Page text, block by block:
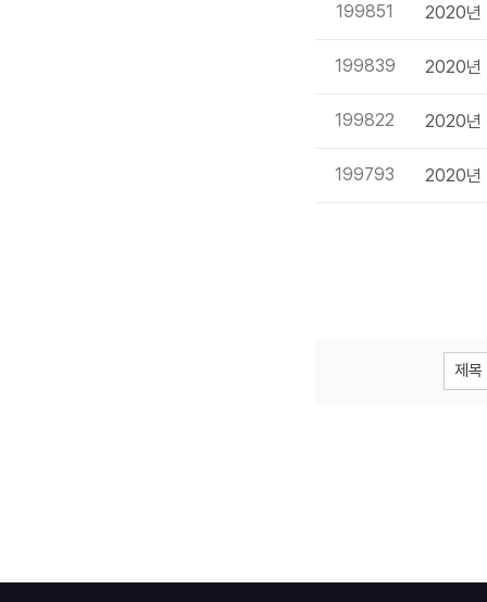
199851 2020년
199839 2020년
199822 2020년
199793 2020년
제목